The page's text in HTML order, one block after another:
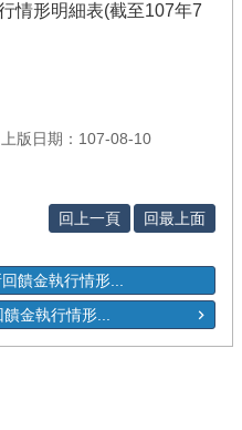
情形明細表(截至107年7
上版日期：107-08-10
回上一頁 回最上面
饋金執行情形...
金執行情形...